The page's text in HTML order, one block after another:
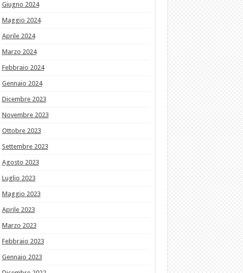
Giugno 2024
Maggio 2024
Aprile 2024
Marzo 2024
Febbraio 2024
Gennaio 2024
Dicembre 2023
Novembre 2023
Ottobre 2023
Settembre 2023
Agosto 2023
Luglio 2023
Maggio 2023
Aprile 2023
Marzo 2023
Febbraio 2023
Gennaio 2023